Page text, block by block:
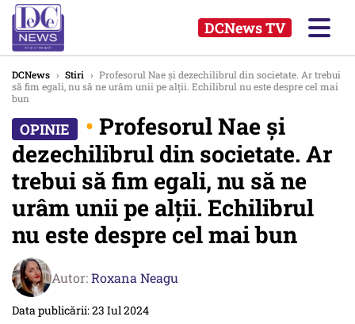
DCNews TV
DCNews › Stiri › Profesorul Nae și dezechilibrul din societate. Ar trebui
să fim egali, nu să ne urâm unii pe alții. Echilibrul nu este despre cel mai
bun
• Profesorul Nae și
dezechilibrul din societate. Ar
trebui să fim egali, nu să ne
urâm unii pe alții. Echilibrul
nu este despre cel mai bun
Autor:Roxana Neagu
Data publicării: 23 Iul 2024